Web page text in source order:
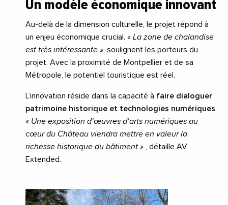
Un modèle économique innovant
Au-delà de la dimension culturelle, le projet répond à
un enjeu économique crucial. « La zone de chalandise
est très intéressante », soulignent les porteurs du
projet. Avec la proximité de Montpellier et de sa
Métropole, le potentiel touristique est réel.
L’innovation réside dans la capacité à faire dialoguer
patrimoine historique et technologies numériques.
« Une exposition d’œuvres d’arts numériques au
cœur du Château viendra mettre en valeur la
richesse historique du bâtiment »
, détaille AV
Extended.